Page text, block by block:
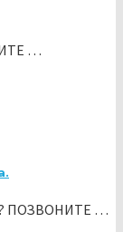
…
ПОЗВОНИТЕ …